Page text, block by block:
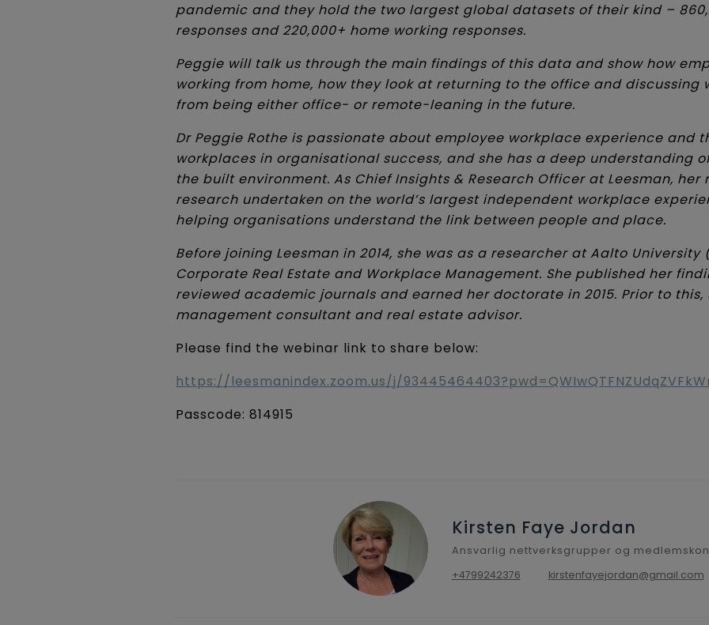
pandemic and they hold the two largest global datasets of their kind –
responses and 220,000+ home working responses.
Peggie will talk us through the main findings of this data and show how
working from home, how they look at returning to the office and discussing
from being either office- or remote-leaning in the future.
Dr Peggie Rothe is passionate about employee workplace experience and
workplaces in organisational success, and she has a deep understanding
the built environment. As Chief Insights & Research Officer at Leesman,
research undertaken on the world’s largest independent workplace
helping organisations understand the link between people and place.
Before joining Leesman in 2014, she was as a researcher at Aalto
Corporate Real Estate and Workplace Management. She published her
reviewed academic journals and earned her doctorate in 2015. Prior to this,
management consultant and real estate advisor.
Please find the webinar link to share below:
https://leesmanindex.zoom.us/j/
Passcode: 814915
Kirsten Faye Jordan
Ansvarlig nettverksgrupper og
+4799242376
kirstenfayejordan@gmail.com